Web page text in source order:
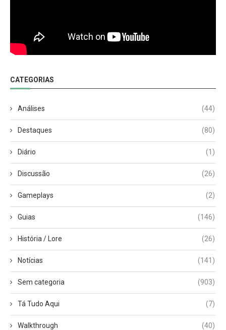
CATEGORIAS
Análises (44)
Destaques (80)
Diário (1)
Discussão (26)
Gameplays (2)
Guias (146)
História / Lore (26)
Notícias (141)
Sem categoria (903)
Tá Tudo Aqui (7)
Walkthrough (40)